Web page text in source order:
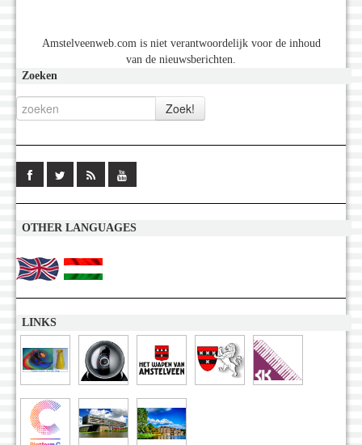
Amstelveenweb.com is niet verantwoordelijk voor de inhoud
van de nieuwsberichten.
Zoeken
OTHER LANGUAGES
LINKS